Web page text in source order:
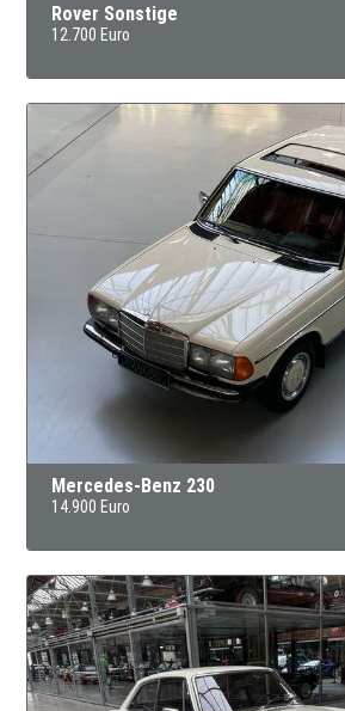
Rover Sonstige
12.700 Euro
Mercedes-Benz 230
14.900 Euro